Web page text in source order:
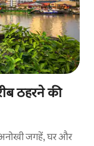
ठहरने की
अनोखी जगहें, घर और